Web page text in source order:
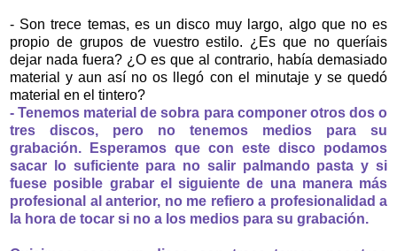
- Son trece temas, es un disco muy largo, algo que no es
propio de grupos de vuestro estilo. ¿Es que no queríais
dejar nada fuera? ¿O es que al contrario, había demasiado
material y aun así no os llegó con el minutaje y se quedó
material en el tintero?
- Tenemos material de sobra para componer otros dos o
tres discos, pero no tenemos medios para su
grabación. Esperamos que con este disco podamos
sacar lo suficiente para no salir palmando pasta y si
fuese posible grabar el siguiente de una manera más
profesional al anterior, no me refiero a profesionalidad a
la hora de tocar si no a los medios para su grabación.